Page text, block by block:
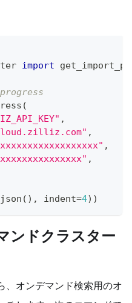
import
(
,
,
,
,
json ( ) , indent=4) )
ンドクラスター
、オンデマンド検索用のオ